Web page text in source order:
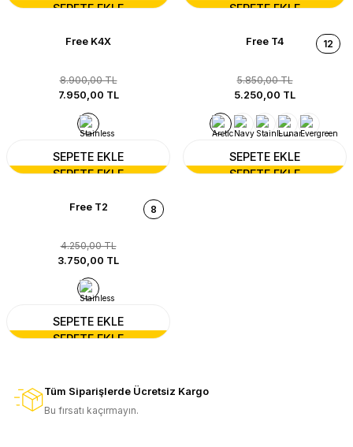
Free K4X
8.900,00 TL
7.950,00 TL
SEPETE EKLE
12
Free T4
5.850,00 TL
5.250,00 TL
SEPETE EKLE
8
Free T2
4.250,00 TL
3.750,00 TL
SEPETE EKLE
Tüm Siparişlerde Ücretsiz Kargo
Bu fırsatı kaçırmayın.